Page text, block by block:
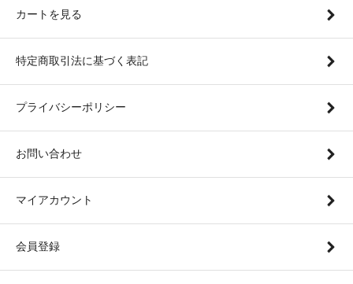
カートを見る
特定商取引法に基づく表記
プライバシーポリシー
お問い合わせ
マイアカウント
会員登録